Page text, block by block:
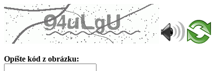
Opíšte kód z obrázku: